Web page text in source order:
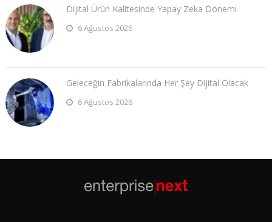
Dijital Ürün Kalitesinde Yapay Zeka Dönemi
6 Ağustos 2026
Geleceğin Fabrikalarında Her Şey Dijital Olacak
6 Ağustos 2026